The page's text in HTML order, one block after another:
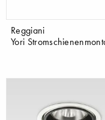
Reggiani
Yori